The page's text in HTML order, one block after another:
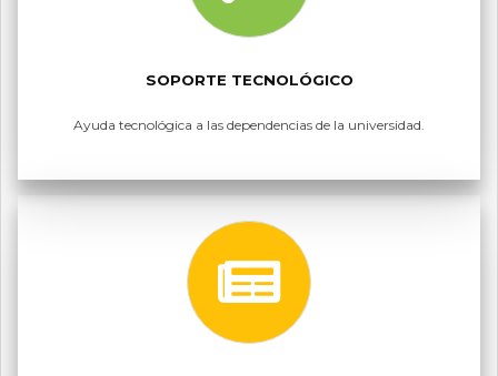
SOPORTE TECNOLÓGICO
Ayuda tecnológica a las dependencias de la universidad.